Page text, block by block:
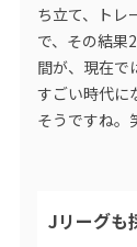
ち立て、トレ
で、その結果
間が、現在で
すごい時代に
そうですね。
Jリーグも